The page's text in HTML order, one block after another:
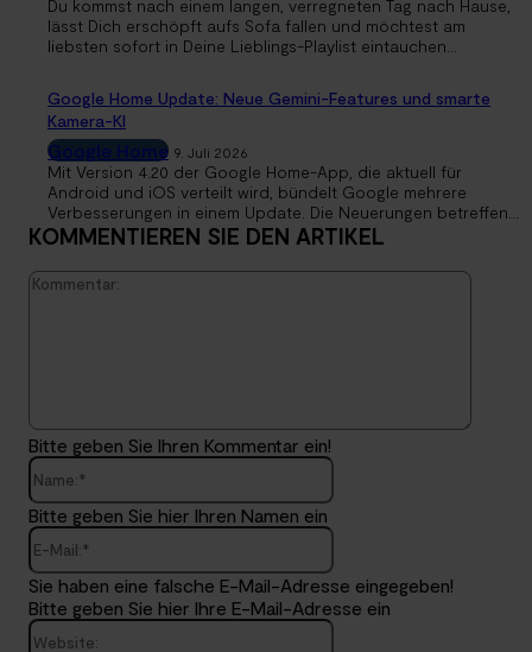
Du kommst nach einem langen, verregneten Tag nach Hause,
lässt Dich erschöpft aufs Sofa fallen und möchtest am
liebsten sofort in Deine Lieblings-Playlist eintauchen...
Google Home Update: Neue Gemini-Features und smarte
Kamera-KI
Google Home 9. Juli 2026
Mit Version 4.20 der Google Home-App, die aktuell für
Android und iOS verteilt wird, bündelt Google mehrere
Verbesserungen in einem Update. Die Neuerungen betreffen...
KOMMENTIEREN SIE DEN ARTIKEL
Bitte geben Sie Ihren Kommentar ein!
Name:*
Bitte geben Sie hier Ihren Namen ein
E-
Sie haben eine falsche E-Mail-Adresse eingegeben!
Bitte geben Sie hier Ihre E-Mail-Adresse ein
Website: